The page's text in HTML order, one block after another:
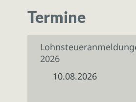
Termine
2026
10.08.2026